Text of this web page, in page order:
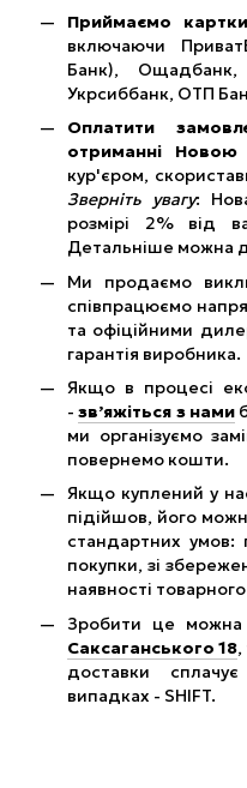
Приймаємо
включаючи
Банк),
Укрсиббанк, ОТП
Оплатити
отриманні
кур'єром,
Зверніть увагу:
розмірі 2% від
Детальніше можна
Ми продаємо
співпрацюємо
та офіційними
гарантія виробника.
Якщо в процесі
-зв’яжіться з нами
ми організуємо
повернемо кошти.
Якщо куплений у
підійшов, його
стандартних умов:
покупки, зі
наявності
Зробити це можна
Саксаганського 18,
доставки
випадках - SHIFT.